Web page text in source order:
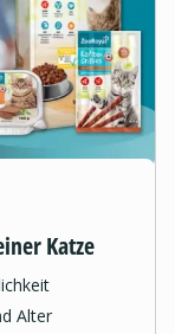
Katze
Alter